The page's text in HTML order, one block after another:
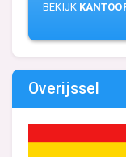
BEKIJK
Overijssel